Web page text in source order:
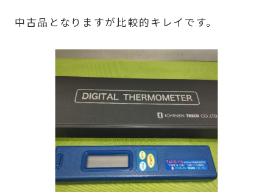
中古品となりますが比較的キレイです。